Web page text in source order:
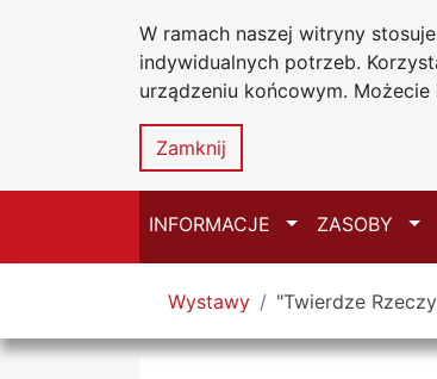
W ramach naszej witryny
indywidualnych potrzeb.
urządzeniu końcowym.
Zamknij
Przejdź do głównego
Przejdź do treści
Przejdź do wyszukiwarki
Przejdź do mapy serwisu
w
INFORMACJE Przełącz
ZASOBY
Tutaj jesteś
Wystawy "Twierdze